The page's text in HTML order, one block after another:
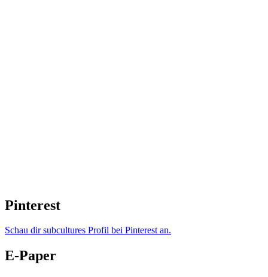
Pinterest
Schau dir subcultures Profil bei Pinterest an.
E-Paper